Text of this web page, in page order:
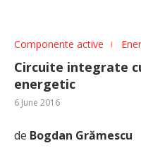
Componente active
Circuite integrate
energetic
6 June 2016
de Bogdan Grămescu